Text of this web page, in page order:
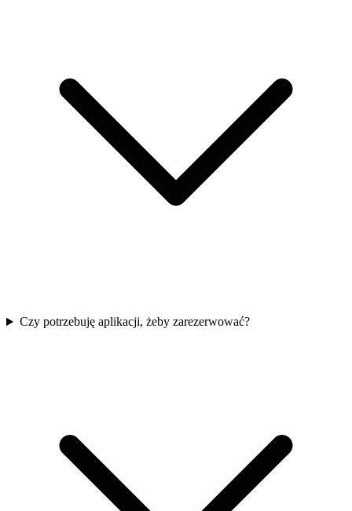
Czy potrzebuję aplikacji, żeby zarezerwować?